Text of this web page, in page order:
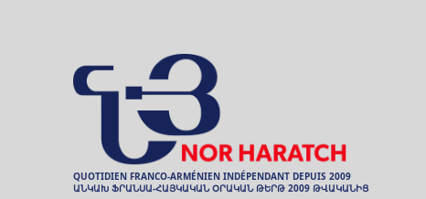
QUOTIDIEN FRANCO-ARMÉNIEN INDÉPENDANT DEPUIS 2009
ԱՆԿԱԽ ՖՐԱՆՍԱ-ՀԱՅԿԱԿԱՆ ՕՐԱԿԱՆ ԹԵՐԹ 2009 ԹՎԱԿԱՆԻՑ